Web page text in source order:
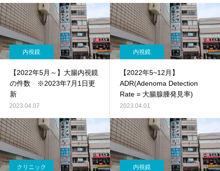
内視鏡
【2022年5月～】大腸内視鏡
の件数 ※2023年7月1日更
新
2023.04.07
内視鏡
【2022年5~12月】
ADR(Adenoma Detection
Rate = 大腸腺腫発見率)
2023.04.01
クリニック 内視鏡